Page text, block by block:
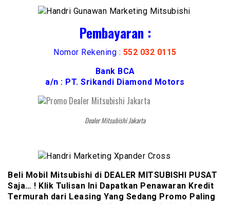
Pembayaran :
Nomor Rekening : 552 032 0115
Bank BCA
a/n : PT. Srikandi Diamond Motors
Dealer Mitsubishi Jakarta
Beli Mobil Mitsubishi di DEALER MITSUBISHI PUSAT
Saja… ! Klik Tulisan Ini Dapatkan Penawaran Kredit
Termurah dari Leasing Yang Sedang Promo Paling